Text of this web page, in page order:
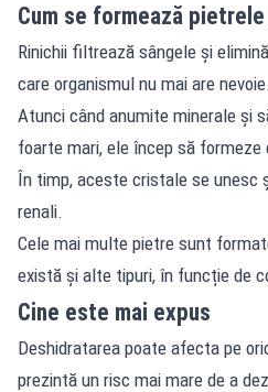
Cum se formează
Rinichii filtrează sângele și
care organismul nu mai are nevoie.
Atunci când anumite minerale și
foarte mari, ele încep să
În timp, aceste cristale se unesc
renali.
Cele mai multe pietre sunt
există și alte tipuri, în funcție de
Cine este mai expus
Deshidratarea poate afecta pe
prezintă un risc mai mare de a